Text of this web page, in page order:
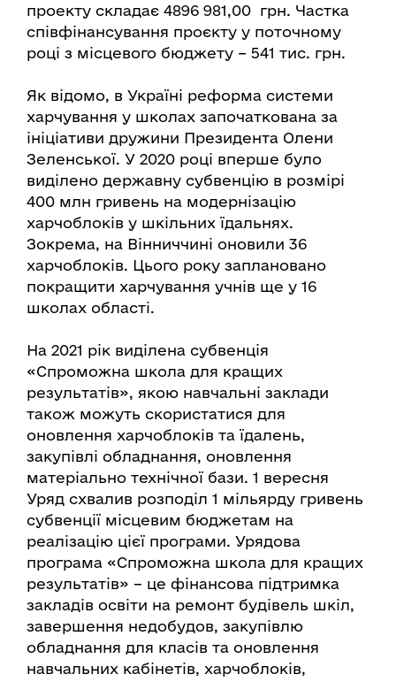
проекту складає 4896 981,00 грн. Частка
співфінансування проєкту у поточному
році з місцевого бюджету – 541 тис. грн.
Як відомо, в Україні реформа системи
харчування у школах започаткована за
ініціативи дружини Президента Олени
Зеленської. У 2020 році вперше було
виділено державну субвенцію в розмірі
400 млн гривень на модернізацію
харчоблоків у шкільних їдальнях.
Зокрема, на Вінниччині оновили 36
харчоблоків. Цього року заплановано
покращити харчування учнів ще у 16
школах області.
На 2021 рік виділена субвенція
«Спроможна школа для кращих
результатів», якою навчальні заклади
також можуть скористатися для
оновлення харчоблоків та їдалень,
закупівлі обладнання, оновлення
матеріально технічної бази. 1 вересня
Уряд схвалив розподіл 1 мільярду гривень
субвенції місцевим бюджетам на
реалізацію цієї програми. Урядова
програма «Спроможна школа для кращих
результатів» – це фінансова підтримка
закладів освіти на ремонт будівель шкіл,
завершення недобудов, закупівлю
обладнання для класів та оновлення
навчальних кабінетів, харчоблоків,